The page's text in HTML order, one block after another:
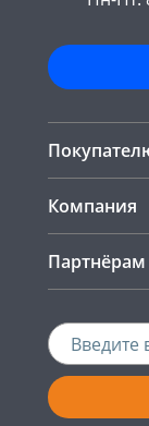
Компания
Партнёрам